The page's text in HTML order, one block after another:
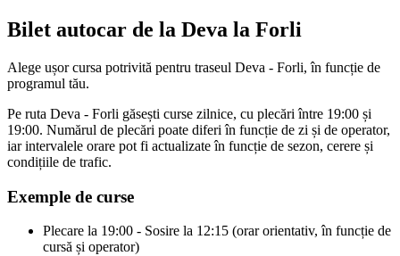
Bilet autocar de la Deva la Forli
Alege ușor cursa potrivită pentru traseul Deva - Forli, în funcție de
programul tău.
Pe ruta Deva - Forli găsești curse zilnice, cu plecări între 19:00 și
19:00. Numărul de plecări poate diferi în funcție de zi și de operator,
iar intervalele orare pot fi actualizate în funcție de sezon, cerere și
condițiile de trafic.
Exemple de curse
Plecare la 19:00 - Sosire la 12:15 (orar orientativ, în funcție de
cursă și operator)